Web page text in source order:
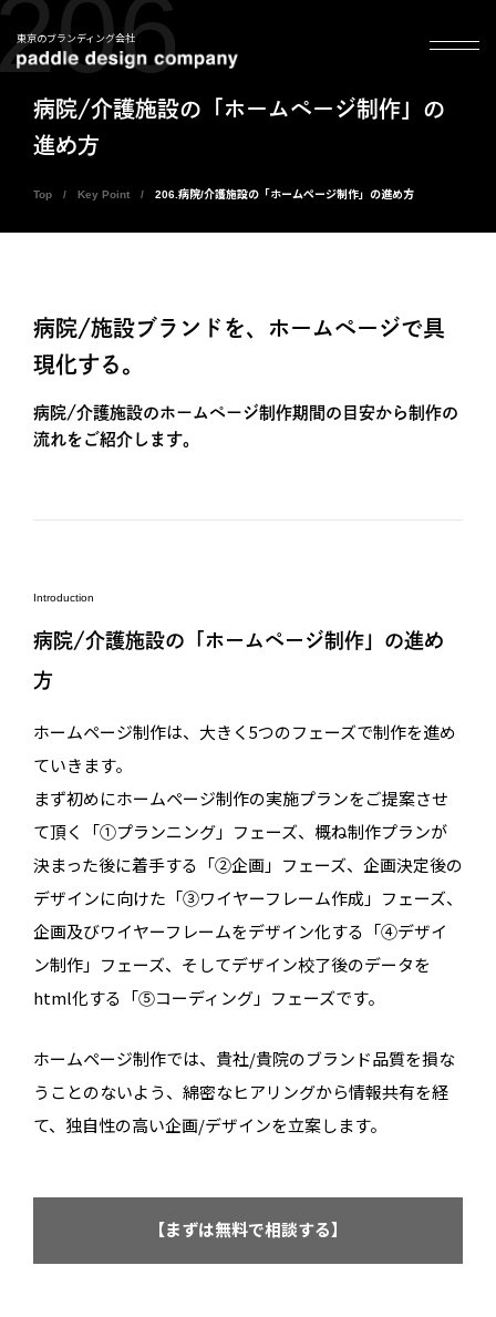
東京のブランディング会社
病院/介護施設の「ホームページ制作」の
進め方
Top Key Point 206.病院/介護施設の「ホームページ制作」の進め方
病院/施設ブランドを、ホームページで具
現化する。
病院/介護施設のホームページ制作期間の目安から制作の
流れをご紹介します。
Introduction
病院/介護施設の「ホームページ制作」の進め
方
ホームページ制作は、大きく5つのフェーズで制作を進め
ていきます。
まず初めにホームページ制作の実施プランをご提案させ
て頂く「①プランニング」フェーズ、概ね制作プランが
決まった後に着手する「②企画」フェーズ、企画決定後の
デザインに向けた「③ワイヤーフレーム作成」フェーズ、
企画及びワイヤーフレームをデザイン化する「④デザイ
ン制作」フェーズ、そしてデザイン校了後のデータを
html化する「⑤コーディング」フェーズです。
ホームページ制作では、貴社/貴院のブランド品質を損な
うことのないよう、綿密なヒアリングから情報共有を経
て、独自性の高い企画/デザインを立案します。
【まずは無料で相談する】